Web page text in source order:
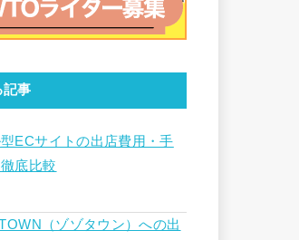
記事
ECサイトの出店費用・手
底比較
（ゾゾタウン）への出